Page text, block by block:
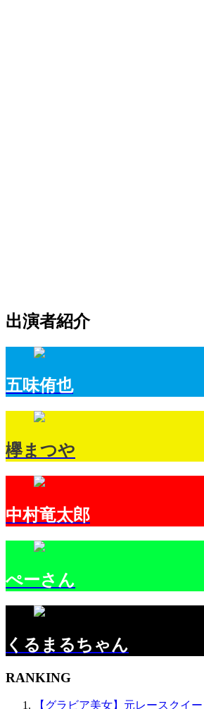
出演者紹介
五味侑也
欅まつや
中村竜太郎
ぺーさん
くるまるちゃん
RANKING
【グラビア美女】元レースクイ